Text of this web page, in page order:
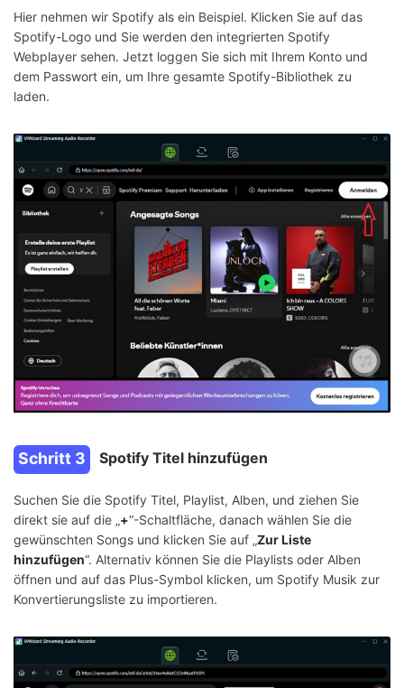
Hier nehmen wir Spotify als ein Beispiel. Klicken Sie auf das
Spotify-Logo und Sie werden den integrierten Spotify
Webplayer sehen. Jetzt loggen Sie sich mit Ihrem Konto und
dem Passwort ein, um Ihre gesamte Spotify-Bibliothek zu
laden.
Schritt 3 Spotify Titel hinzufügen
Suchen Sie die Spotify Titel, Playlist, Alben, und ziehen Sie
direkt sie auf die „+“-Schaltfläche, danach wählen Sie die
gewünschten Songs und klicken Sie auf „Zur Liste
hinzufügen“. Alternativ können Sie die Playlists oder Alben
öffnen und auf das Plus-Symbol klicken, um Spotify Musik zur
Konvertierungsliste zu importieren.